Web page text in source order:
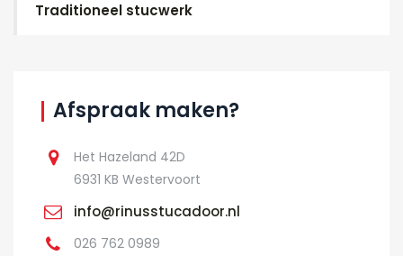
Traditioneel stucwerk
Afspraak maken?
Het Hazeland 42D
6931 KB Westervoort
info@rinusstucadoor.nl
026 762 0989